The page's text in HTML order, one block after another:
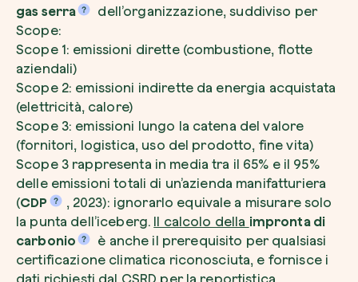
gas serra
dell’organizzazione, suddiviso per
Scope:
Scope 1: emissioni dirette (combustione, flotte
aziendali)
Scope 2: emissioni indirette da energia acquistata
(elettricità, calore)
Scope 3: emissioni lungo la catena del valore
(fornitori, logistica, uso del prodotto, fine vita)
Scope 3 rappresenta in media tra il 65% e il 95%
delle emissioni totali di un’azienda manifatturiera
(CDP
, 2023): ignorarlo equivale a misurare solo
la punta dell’iceberg. Il calcolo della impronta di
carbonio
è anche il prerequisito per qualsiasi
certificazione climatica riconosciuta, e fornisce i
dati richiesti dal CSRD per la reportistica